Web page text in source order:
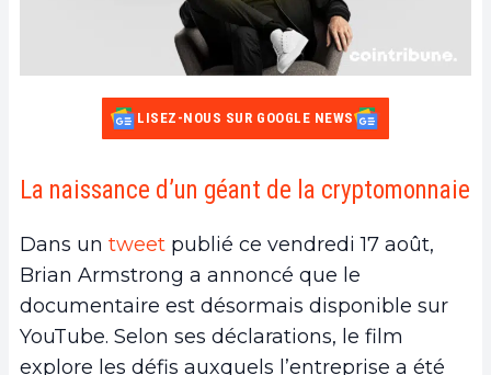
LISEZ-NOUS SUR GOOGLE NEWS
La naissance d’un géant de la cryptomonnaie
Dans un tweet publié ce vendredi 17 août,
Brian Armstrong a annoncé que le
documentaire est désormais disponible sur
YouTube. Selon ses déclarations, le film
explore les défis auxquels l’entreprise a été